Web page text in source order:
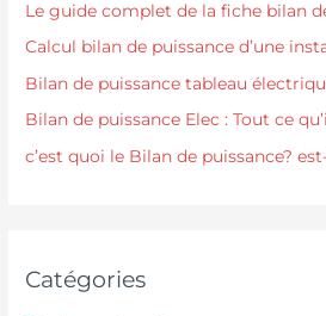
Le guide complet de la fiche bilan
Calcul bilan de puissance d’une
Bilan de puissance tableau
Bilan de puissance Elec : Tout ce
c’est quoi le Bilan de puissance?
Catégories